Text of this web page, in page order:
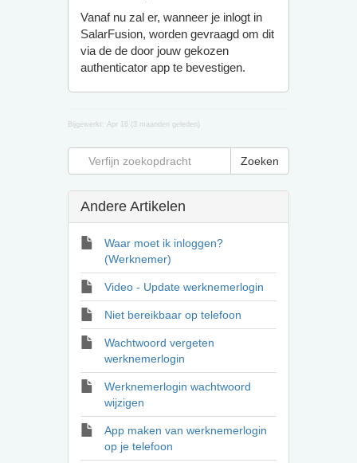
Vanaf nu zal er, wanneer je inlogt in
SalarFusion, worden gevraagd om dit
via de de door jouw gekozen
authenticator app te bevestigen.
Bijgewerkt: Apr 16 (3 maanden geleden)
Andere Artikelen
Waar moet ik inloggen?
(Werknemer)
Video - Update werknemerlogin
Niet bereikbaar op telefoon
Wachtwoord vergeten
werknemerlogin
Werknemerlogin wachtwoord
wijzigen
App maken van werknemerlogin
op je telefoon